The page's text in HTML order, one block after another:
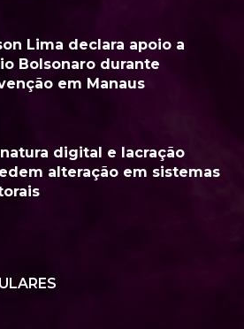
Lima declara apoio a
Bolsonaro durante
em Manaus
digital e lacração
alteração em sistemas